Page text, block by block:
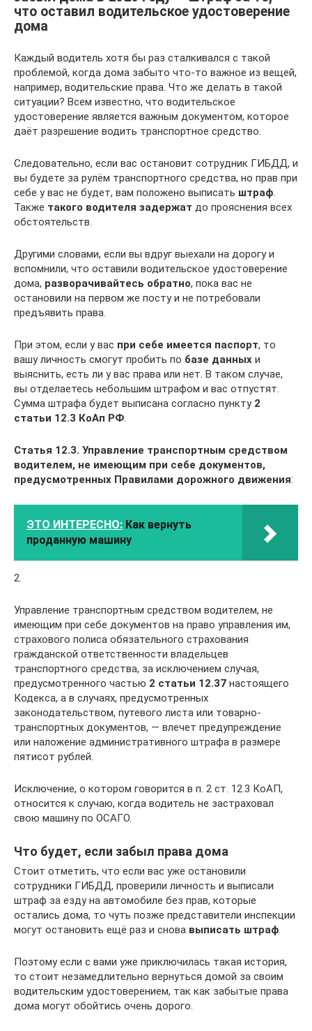
что оставил водительское удостоверение
дома
Каждый водитель хотя бы раз сталкивался с такой
проблемой, когда дома забыто что-то важное из вещей,
например, водительские права. Что же делать в такой
ситуации? Всем известно, что водительское
удостоверение является важным документом, которое
даёт разрешение водить транспортное средство.
Следовательно, если вас остановит сотрудник ГИБДД, и
вы будете за рулём транспортного средства, но прав при
себе у вас не будет, вам положено выписать штраф.
Также такого водителя задержат до прояснения всех
обстоятельств.
Другими словами, если вы вдруг выехали на дорогу и
вспомнили, что оставили водительское удостоверение
дома, разворачивайтесь обратно, пока вас не
остановили на первом же посту и не потребовали
предъявить права.
При этом, если у вас при себе имеется паспорт, то
вашу личность смогут пробить по базе данных и
выяснить, есть ли у вас права или нет. В таком случае,
вы отделаетесь небольшим штрафом и вас отпустят.
Сумма штрафа будет выписана согласно пункту 2
статьи 12.3 КоАп РФ.
Статья 12.3. Управление транспортным средством
водителем, не имеющим при себе документов,
предусмотренных Правилами дорожного движения:
ЭТО ИНТЕРЕСНО: Как вернуть
проданную машину
2.
Управление транспортным средством водителем, не
имеющим при себе документов на право управления им,
страхового полиса обязательного страхования
гражданской ответственности владельцев
транспортного средства, за исключением случая,
предусмотренного частью 2 статьи 12.37 настоящего
Кодекса, а в случаях, предусмотренных
законодательством, путевого листа или товарно-
транспортных документов, — влечет предупреждение
или наложение административного штрафа в размере
пятисот рублей.
Исключение, о котором говорится в п. 2 ст. 12.3 КоАП,
относится к случаю, когда водитель не застраховал
свою машину по ОСАГО.
Что будет, если забыл права дома
Стоит отметить, что если вас уже остановили
сотрудники ГИБДД, проверили личность и выписали
штраф за езду на автомобиле без прав, которые
остались дома, то чуть позже представители инспекции
могут остановить ещё раз и снова выписать штраф.
Поэтому если с вами уже приключилась такая история,
то стоит незамедлительно вернуться домой за своим
водительским удостоверением, так как забытые права
дома могут обойтись очень дорого.